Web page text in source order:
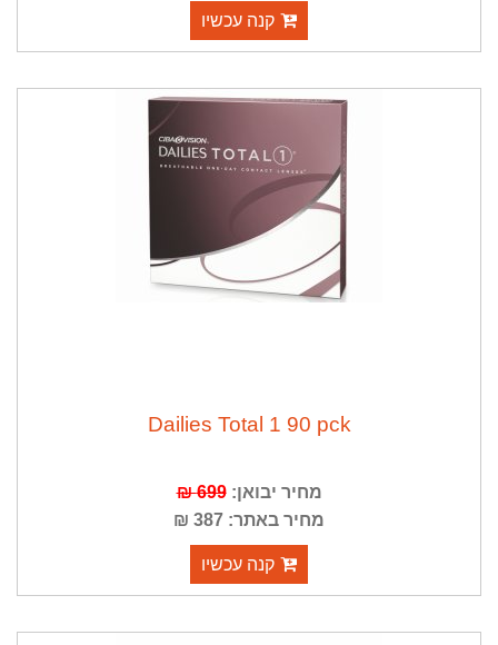
קנה עכשיו
Dailies Total 1 90 pck
מחיר יבואן:699 ₪
מחיר באתר: 387 ₪
קנה עכשיו